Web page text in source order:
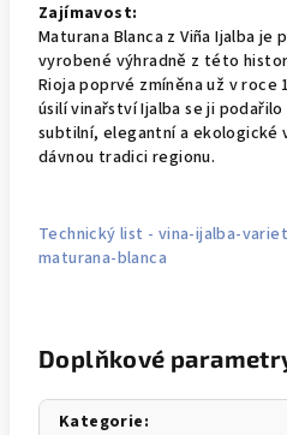
Zajímavost:
Maturana Blanca z Viña Ijalba je
vyrobené výhradně z této
Rioja poprvé zmíněna už v roce
úsilí vinařství Ijalba se ji
subtilní, elegantní a ekologické
dávnou tradici regionu.
Technický list - vina-ijalba-
maturana-blanca
Doplňkové
Kategorie: